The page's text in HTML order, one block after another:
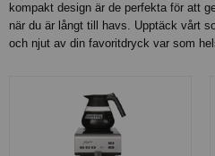
kompakt design är de perfekta för att
när du är långt till havs. Upptäck vårt
och njut av din favoritdryck var som